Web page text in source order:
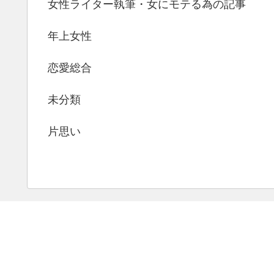
年上女性
恋愛総合
未分類
片思い